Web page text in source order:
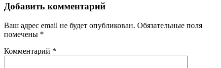
Добавить комментарий
Ваш адрес email не будет опубликован. Обязательные поля
помечены *
Комментарий *